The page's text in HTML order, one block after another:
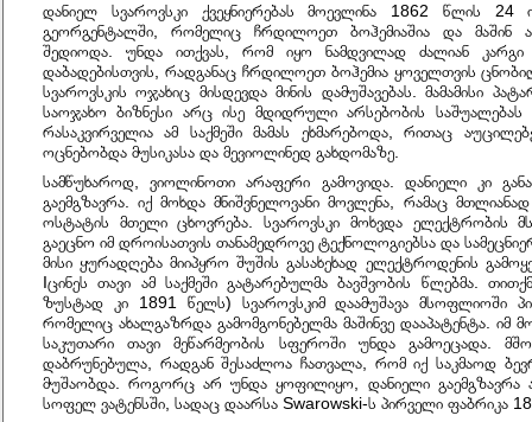
დანიელ სვაროვსკი ქვეყნიერებას მოევლინა 1862 წლის
გეორგენტალში, რომელიც ჩრდილოეთ ბოჰემიაშია და მაშინ
შედიოდა. უნდა ითქვას, რომ იყო ნამდვილად ძალიან
დაბადებისთვის, რადგანაც ჩრდილოეთ ბოჰემია ყოველთვის
სვაროვსკის ოჯახიც მისდევდა მინის დამუშავებას. მამამისი
საოჯახო ბიზნესი არც ისე მდიდრული არსებობის
რასაკვირველია ამ საქმეში მამას ეხმარებოდა, რითაც
ოცნებობდა მუსიკასა და მევიოლინედ გახდომაზე.
სამწუხაროდ, ვიოლინოთი არაფერი გამოვიდა. დანიელი კი
გაემგზავრა. იქ მოხდა მნიშვნელოვანი მოვლენა, რამაც
ოსტატის მთელი ცხოვრება. სვაროვსკი მოხვდა ელექტრობის
გაეცნო იმ დროისათვის თანამედროვე ტექნოლოგიებსა და
მისი ყურადღება მიიპყრო შუშის გასახეხად ელექტროდენის
Iცინეს თავი ამ საქმეში გატარებულმა ბავშვობის წლებმა.
ზუსტად კი 1891 წელს) სვაროვსკიმ დაამუშავა მსოფლიოში
რომელიც ახალგაზრდა გამომგონებელმა მაშინვე დააპატენტა. იმ
საკუთარი თავი მეწარმეობის სფეროში უნდა გამოეცადა.
დაბრუნებულა, რადგან შესაძლოა ჩათვალა, რომ იქ საკმაოდ
მუშაობდა. როგორც არ უნდა ყოფილიყო, დანიელი გაემგზავრა
სოფელ ვატენსში, სადაც დაარსა Swarowski-ს პირველი ფაბრიკა